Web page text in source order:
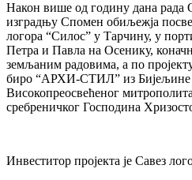
Након више од годину дана рада
изградњу Спомен обиљежја
логора “Силос” у Тарчину, у
Петра и Павла на Осенику,
земљаним радовима, а по
биро “АРХИ-СТИЛ” из Бијељине
Високопреосвећеног
сребреничког Господина
Инвеститор пројекта је Савез